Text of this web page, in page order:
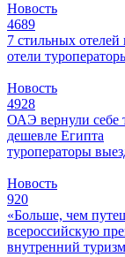
Новость
4689
7 стильных отелей
отели
Новость
4928
ОАЭ вернули себе
дешевле Египта
туроператоры
Новость
920
«Больше, чем
всероссийскую
внутренний туризм